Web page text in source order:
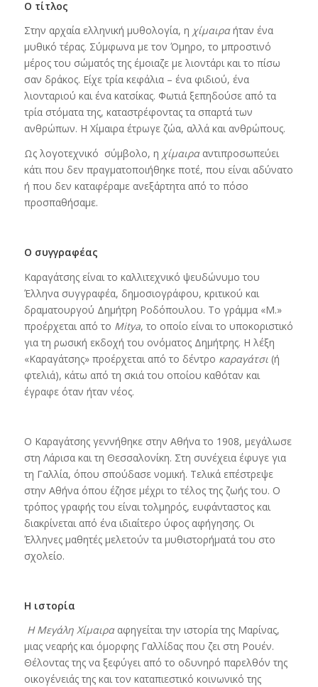
Ο τίτλος
Στην αρχαία ελληνική μυθολογία, η χίμαιραήταν ένα
μυθικό τέρας. Σύμφωνα με τον Όμηρο, το μπροστινό
μέρος του σώματός της έμοιαζε με λιοντάρι και το πίσω
σαν δράκος. Είχε τρία κεφάλια – ένα φιδιού, ένα
λιονταριού και ένα κατσίκας. Φωτιά ξεπηδούσε από τα
τρία στόματα της, καταστρέφοντας τα σπαρτά των
ανθρώπων. Η Χίμαιρα έτρωγε ζώα, αλλά και ανθρώπους.
Ως λογοτεχνικό σύμβολο, η χίμαιρααντιπροσωπεύει
κάτι που δεν πραγματοποιήθηκε ποτέ, που είναι αδύνατο
ή που δεν καταφέραμε ανεξάρτητα από το πόσο
προσπαθήσαμε.
Ο συγγραφέας
Καραγάτσης είναι το καλλιτεχνικό ψευδώνυμο του
Έλληνα συγγραφέα, δημοσιογράφου, κριτικού και
δραματουργού Δημήτρη Ροδόπουλου. Το γράμμα «Μ.»
προέρχεται από το Mitya, το οποίο είναι το υποκοριστικό
για τη ρωσική εκδοχή του ονόματος Δημήτρης. Η λέξη
«Καραγάτσης» προέρχεται από το δέντρο καραγάτσι (ή
φτελιά), κάτω από τη σκιά του οποίου καθόταν και
έγραφε όταν ήταν νέος.
Ο Καραγάτσης γεννήθηκε στην Αθήνα το 1908, μεγάλωσε
στη Λάρισα και τη Θεσσαλονίκη. Στη συνέχεια έφυγε για
τη Γαλλία, όπου σπούδασε νομική. Τελικά επέστρεψε
στην Αθήνα όπου έζησε μέχρι το τέλος της ζωής του. Ο
τρόπος γραφής του είναι τολμηρός, ευφάνταστος και
διακρίνεται από ένα ιδιαίτερο ύφος αφήγησης. Οι
Έλληνες μαθητές μελετούν τα μυθιστορήματά του στο
σχολείο.
Η ιστορία
Η Μεγάλη Χίμαιρα αφηγείται την ιστορία της Μαρίνας,
μιας νεαρής και όμορφης Γαλλίδας που ζει στη Ρουέν.
Θέλοντας της να ξεφύγει από το οδυνηρό παρελθόν της
οικογένειάς της και τον καταπιεστικό κοινωνικό της